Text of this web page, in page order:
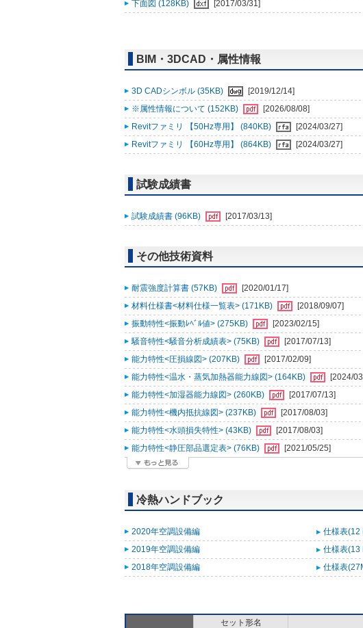
下面図 (128KB)
[2017/03/31]
BIM・3DCAD・属性情報
3D CADシンボル (35KB)
[2019/12/14]
※属性情報について (152KB)
[2026/08/08]
Revitファミリ 【50Hz専用】 (840KB)
[2024/03/27]
Revitファミリ 【60Hz専用】 (864KB)
[2024/03/27]
試験成績書
試験成績書 (96KB) [2017/03/13]
その他技術資料
耐震強度計算書 (57KB)
[2020/01/17]
材料仕様書<材料仕様一覧表> (171KB)
[2018/09/07]
振動特性<振動ﾚﾍﾞﾙ値> (275KB)
[2023/02/15]
騒音特性<騒音分析成績表> (75KB)
[2017/07/13]
能力特性<圧損線図> (207KB)
[2017/02/09]
能力特性<温水・蒸気加熱器能力線図> (164KB)
[2024/
能力特性<加湿器能力線図> (260KB)
[2017/07/13]
能力特性<機内抵抗線図> (237KB)
[2017/08/03]
能力特性<水頭損失特性> (43KB)
[2017/08/03]
能力特性<静圧部品選定表> (76KB)
[2021/05/25]
冷熱ハンドブック
2020年空調設備編 仕様表(12
2019年空調設備編
仕様表(13
2018年空調設備編
仕様表
セット形名